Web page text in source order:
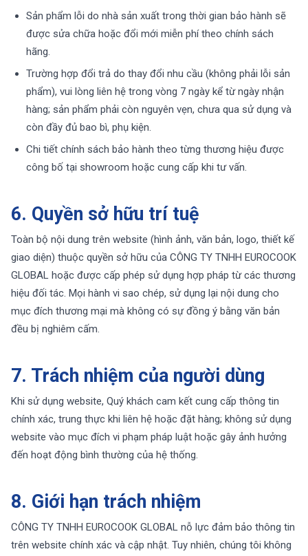
Sản phẩm lỗi do nhà sản xuất trong thời gian bảo hành sẽ
được sửa chữa hoặc đổi mới miễn phí theo chính sách
hãng.
Trường hợp đổi trả do thay đổi nhu cầu (không phải lỗi sản
phẩm), vui lòng liên hệ trong vòng 7 ngày kể từ ngày nhận
hàng; sản phẩm phải còn nguyên vẹn, chưa qua sử dụng và
còn đầy đủ bao bì, phụ kiện.
Chi tiết chính sách bảo hành theo từng thương hiệu được
công bố tại showroom hoặc cung cấp khi tư vấn.
6. Quyền sở hữu trí tuệ
Toàn bộ nội dung trên website (hình ảnh, văn bản, logo, thiết kế
giao diện) thuộc quyền sở hữu của CÔNG TY TNHH EUROCOOK
GLOBAL hoặc được cấp phép sử dụng hợp pháp từ các thương
hiệu đối tác. Mọi hành vi sao chép, sử dụng lại nội dung cho
mục đích thương mại mà không có sự đồng ý bằng văn bản
đều bị nghiêm cấm.
7. Trách nhiệm của người dùng
Khi sử dụng website, Quý khách cam kết cung cấp thông tin
chính xác, trung thực khi liên hệ hoặc đặt hàng; không sử dụng
website vào mục đích vi phạm pháp luật hoặc gây ảnh hưởng
đến hoạt động bình thường của hệ thống.
8. Giới hạn trách nhiệm
CÔNG TY TNHH EUROCOOK GLOBAL nỗ lực đảm bảo thông tin
trên website chính xác và cập nhật. Tuy nhiên, chúng tôi không